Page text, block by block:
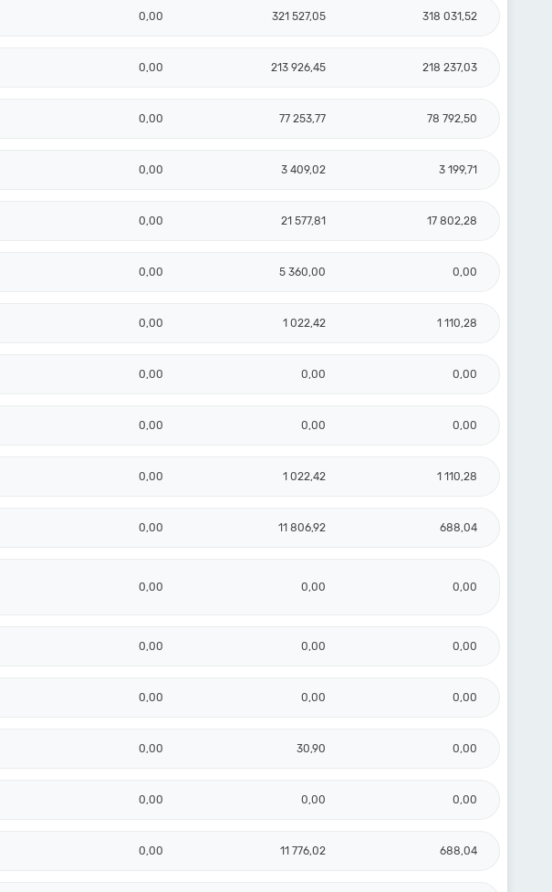
0,00 321 527,05 318 031,52
0,00 213 926,45 218 237,03
0,00 77 253,77 78 792,50
0,00 3 409,02 3 199,71
0,00 21 577,81 17 802,28
0,00 5 360,00 0,00
0,00 1 022,42 1 110,28
0,00 0,00 0,00
0,00 0,00 0,00
0,00 1 022,42 1 110,28
0,00 11 806,92 688,04
0,00 0,00 0,00
0,00 0,00 0,00
0,00 0,00 0,00
0,00 30,90 0,00
0,00 0,00 0,00
0,00 11 776,02 688,04